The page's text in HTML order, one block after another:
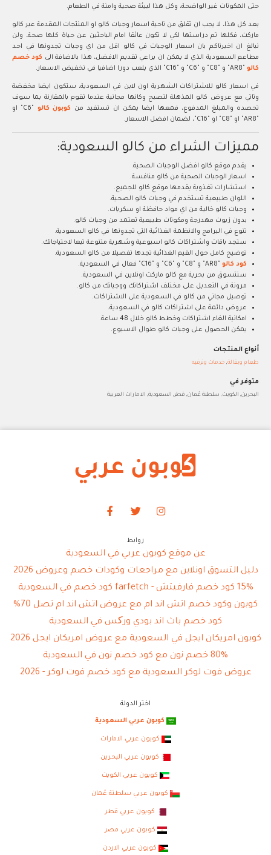
حتى المكونات غير الواضحة، وكل هذا لبيئة صحية وامنة في الطعام.
بعد كل هذا، لا يجب ان تقلق من ناحية اسعار وجبات كالو او المنتجات المقدمة عبر كالو
ماركت، فكلها تم دراستها لكي لا تكون عائقا امام الباحثين عن حياة كلها صحة، ولن
نبالغ ان اخبرناكم بان اسعار الوجبات في كالو اقل من اي وجبات تجدونها في احد
مطاعم السعودية الذي لا يمكن ان يراعي تقديم الافضل، هذا بالاضافة الى كود خصم
كالو "AR8" و "C8" و "C6" و "C16" الذي يلعب دورا اضافيا في تخفيض الاسعار.
في اسعار كالو للاشتراكات الشهرية اون لاين في السعودية، ستكون ايضا مخفضة
وتاتي مع عروض كالو المذهلة لتصبح وكانها مجانية عندما تقوم بالمقارنة بما سوف
تحصده والمبلغ المدفوع، فمعها ايضا يمكن ان تستفيد من كوبون كالو
"C6" او
"AR8" او "C8" او "C16"، لضمان افضل الاسعار.
مميزات الشراء من كالو السعودية:
يقدم موقع كالو افضل الوجبات الصحية.
اسعار الوجبات الصحية من كالو منافسة.
استشارات تغذوية يقدمها موقع كالو للجميع.
اللوان طبيعية تستخدم في وجبات كالو الصحية.
وجبات كالو خالية من اي مواد حافظة او سكريات.
بدون زيوت مهدرجة ومكونات طبيعية تعتمد من وجبات كالو.
تنوع في البرامج والانظمة الغذائية التي تجدونها في كالو السعودية.
ستجد باقات واشتراكات كالو اسبوعية وشهرية متنوعة تبعا لاحتياجاتك.
توضيح كامل حول القيم الغذائية تجدها تفصيلا من كالو السعودية.
كود كالو "AR8" و "C8" و "C6" و "C16" فعال في السعودية.
ستتسوق من بحرية مع كالو ماركت اونلاين في السعودية.
مرونة في التعديل على مختلف اشتراكاتك ووجباتك من كالو.
توصيل مجاني من كالو في السعودية على الاشتراكات.
عروض دائمة على اشتراكات كالو في السعودية.
امكانية الغاء اشتراكات وخطط كالو خلال 48 ساعة.
يمكن الحصول على وجبات كالو طوال الاسبوع.
أنواع المنتجات
طعام وبقالة, خدمات وترفيه
متوفر في
البحرين, الكويت, سلطنة عُمان, قطر, السعودية, الامارات العربية
روابط
عن موقع كوبون عربي في السعودية
دليل التسوق اونلاين مع مراجعات وكودات خصم وعروض 2026
15% كود خصم فارفيتش - farfetch كود خصم في السعودية
كوبون وكود خصم اتش اند ام مع عروض اتش اند ام تصل 70%
كود خصم باث اند بودي ورکس في السعودية
كوبون امريكان ايجل في السعودية مع عروض امريكان ايجل 2026
80% خصم نون مع كود خصم نون في السعودية
عروض فوت لوكر السعودية مع كود خصم فوت لوكر - 2026
اختر الدولة
كوبون عربي السعودية
كوبون عربي الامارات
كوبون عربي البحرين
كوبون عربي الكويت
كوبون عربي سلطنة عُمان
كوبون عربي قطر
كوبون عربي مصر
كوبون عربي الاردن